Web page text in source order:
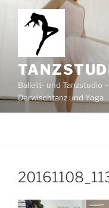
Zum
Ballett- und Tanzstudio
Derwischtanz und Yoga